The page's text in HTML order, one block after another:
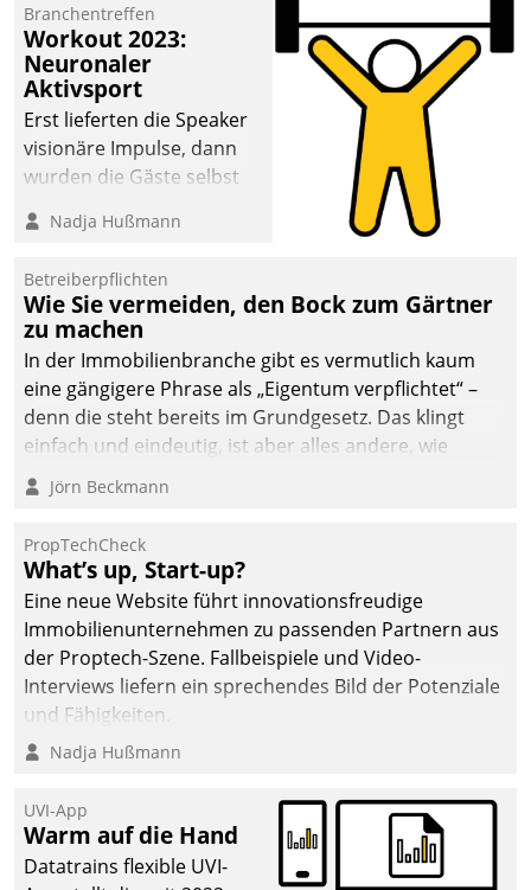
Branchentreffen
Workout 2023:
Neuronaler
Aktivsport
Erst lieferten die Speaker
visionäre Impulse, dann
wurden die Gäste selbst
methodisch
Quartier. Dazwischen
zeigte Datatrain, was es
Neues zu bieten hat.
Nadja Hußmann
Betreiberpflichten
Wie Sie vermeiden, den Bock zum Gärtner
zu machen
In der Immobilienbranche gibt es vermutlich kaum
eine gängigere Phrase als „Eigentum verpflichtet“ –
denn die steht bereits im Grundgesetz. Das klingt
einfach und eindeutig, ist aber alles andere, wie
Branchenbeschäftigte wissen. Denn mit der
Verantwortung folgen Verpflichtungen.
Jörn Beckmann
PropTechCheck
What’s up, Start-up?
Eine neue Website führt innovationsfreudige
Immobilienunternehmen zu passenden Partnern aus
der Proptech-Szene. Fallbeispiele und Video-
Interviews liefern ein sprechendes Bild der Potenziale
und Fähigkeiten.
Nadja Hußmann
UVI-App
Warm auf die Hand
Datatrains flexible UVI-